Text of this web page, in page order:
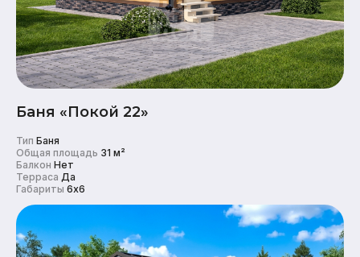
Баня «Покой 22»
Тип Баня
Общая площадь 31 м²
Балкон Нет
Терраса Да
Габариты 6x6